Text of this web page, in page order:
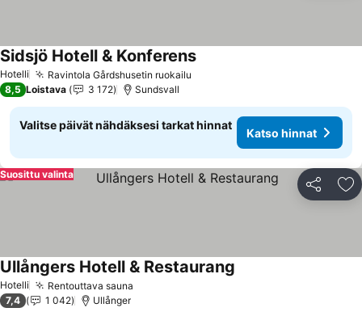
Hotelli Ravintola Gårdshusetin ruokailu
Sidsjö Hotell & KonferensKatso hinnat
8,5 Loistava 3 172 Sundsvall
Valitse päivät nähdäksesi tarkat hinnat
Katso hinnat
Jaa
Suosittu valinta
Hotelli Rentouttava sauna
Ullångers Hotell & Restaurang
7,4 1 042 Ullånger